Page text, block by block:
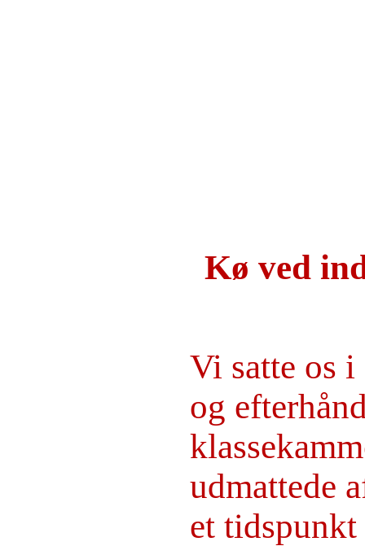
Kø ved
Vi satte os i
og
udmattede
et